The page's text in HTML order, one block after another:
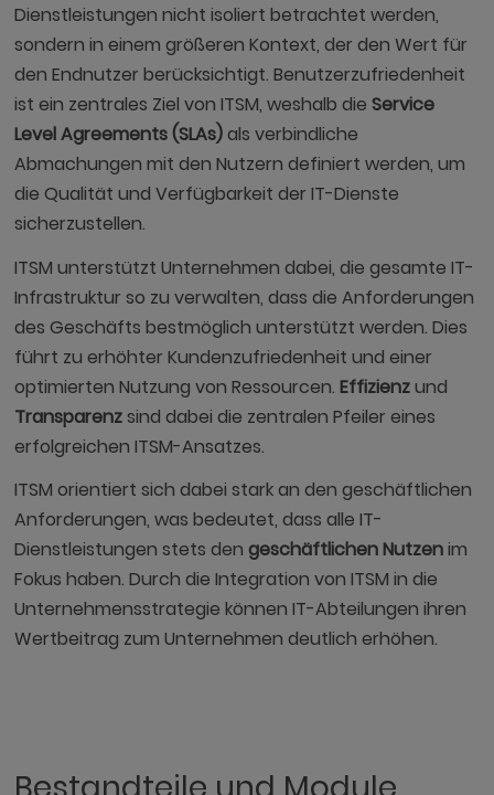
Dienstleistungen nicht isoliert betrachtet werden,
sondern in einem größeren Kontext, der den Wert für
den Endnutzer berücksichtigt. Benutzerzufriedenheit
ist ein zentrales Ziel von ITSM, weshalb die Service
Level Agreements (SLAs)als verbindliche
Abmachungen mit den Nutzern definiert werden, um
die Qualität und Verfügbarkeit der IT-Dienste
sicherzustellen.
ITSM unterstützt Unternehmen dabei, die gesamte IT-
Infrastruktur so zu verwalten, dass die Anforderungen
des Geschäfts bestmöglich unterstützt werden. Dies
führt zu erhöhter Kundenzufriedenheit und einer
optimierten Nutzung von Ressourcen. Effizienzund
Transparenzsind dabei die zentralen Pfeiler eines
erfolgreichen ITSM-Ansatzes.
ITSM orientiert sich dabei stark an den geschäftlichen
Anforderungen, was bedeutet, dass alle IT-
Dienstleistungen stets den geschäftlichen Nutzenim
Fokus haben. Durch die Integration von ITSM in die
Unternehmensstrategie können IT-Abteilungen ihren
Wertbeitrag zum Unternehmen deutlich erhöhen.